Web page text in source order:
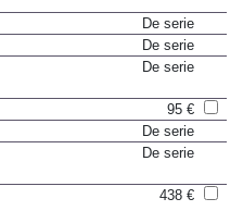
De serie
De serie
De serie
95 €
De serie
De serie
438 €